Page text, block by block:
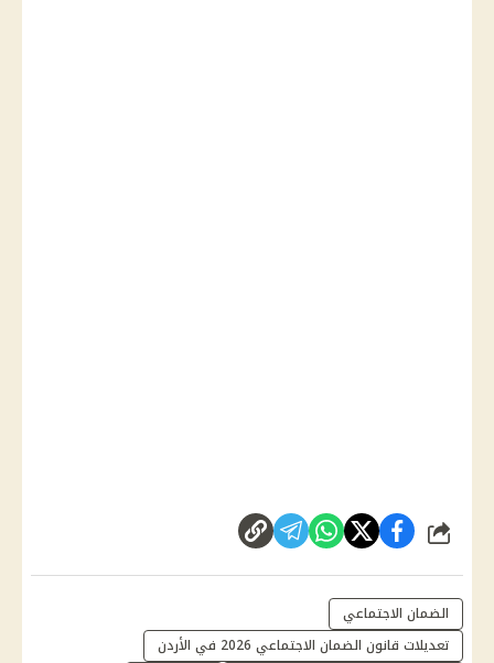
شارك
الضمان الاجتماعي
تعديلات قانون الضمان الاجتماعي 2026 في الأردن